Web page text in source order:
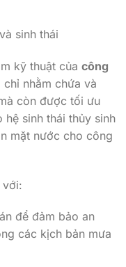
sinh thái
kỹ thuật của công
nhằm chứa và
còn được tối ưu
sinh thái thủy sinh
mặt nước cho công
với:
để đảm bảo an
các kịch bản mưa